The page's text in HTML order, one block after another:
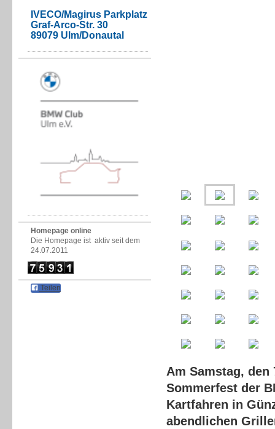
IVECO/Magirus Parkplatz
Graf-Arco-Str. 30
89079 Ulm/Donautal
Homepage online
Die Homepage ist aktiv seit dem
24.07.2011
Teilen
Am Samstag,
Sommerfest der
Kartfahren in
abendlichen